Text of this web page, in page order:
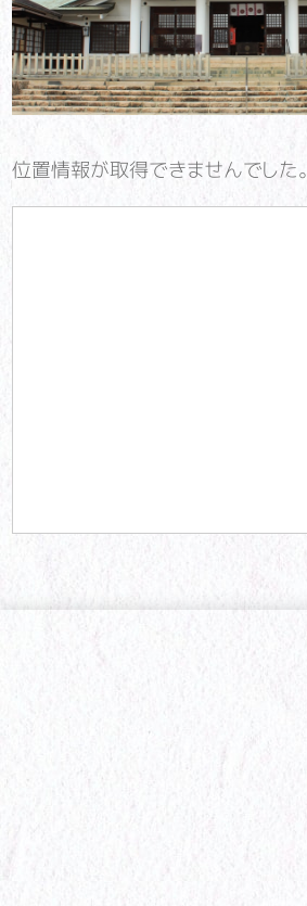
位置情報が取得できませんでした。